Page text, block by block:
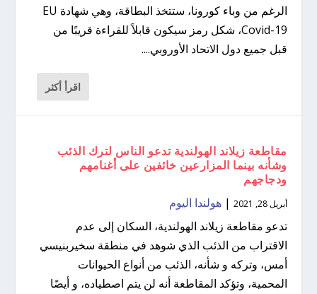
الرغم من وباء كورونا، ستتخذ البطاقة، وهي شهادة EU
Covid-19، شكل رمز سيكون قابلاً للقراءة قريبًا من
قبل جميع دول الاتحاد الأوروبي....
اقرأ أكثر
مقاطعة زيلاند الهولندية تدعو الناس لترك الذئب
وشأنه بينما المزارعين خائفين على أغنامهم
ودجاجهم
أبريل 28, 2021 |هولندا اليوم
تدعو مقاطعة زيلاند الهولندية، السكان إلى عدم
الاقتراب من الذئب الذي شوهد في منطقة سخيربنيسي
أمس، وتركه و شأنه، الذئب من أنواع الحيوانات
المحمية، وتؤكد المقاطعة أنه لن يتم اصطياده، و أيضًا